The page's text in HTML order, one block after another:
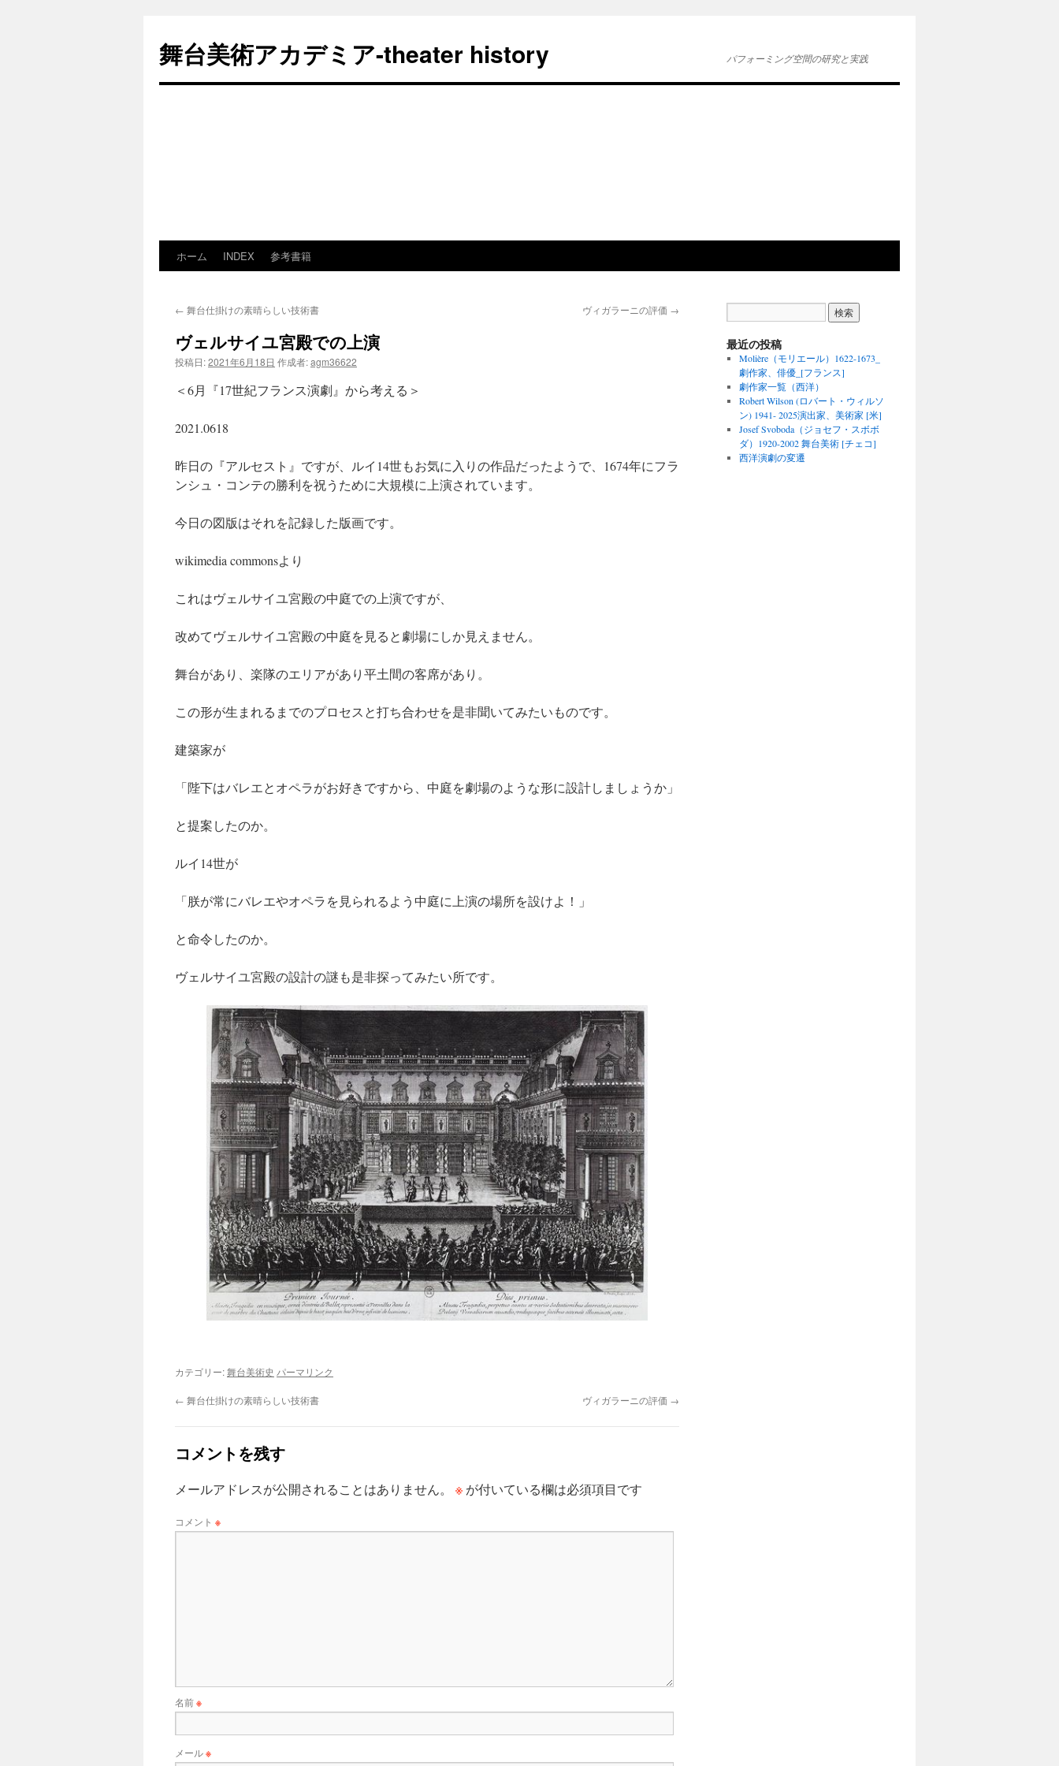
舞台美術アカデミア-theater history パフォーミング空間の研究と実践
ス
プ
ホーム INDEX 参考書籍
← 舞台仕掛けの素晴らしい技術書 ヴィガラーニの評価 →
ヴェルサイユ宮殿での上演
投稿日:2021年6月18日 作成者:agm36622
＜6月『17世紀フランス演劇』から考える＞
2021.0618
昨日の『アルセスト』ですが、ルイ14世もお気に入りの作品だったようで、1674年にフラ
ンシュ・コンテの勝利を祝うために大規模に上演されています。
今日の図版はそれを記録した版画です。
wikimedia commonsより
これはヴェルサイユ宮殿の中庭での上演ですが、
改めてヴェルサイユ宮殿の中庭を見ると劇場にしか見えません。
舞台があり、楽隊のエリアがあり平土間の客席があり。
この形が生まれるまでのプロセスと打ち合わせを是非聞いてみたいものです。
建築家が
「陛下はバレエとオペラがお好きですから、中庭を劇場のような形に設計しましょうか」
と提案したのか。
ルイ14世が
「朕が常にバレエやオペラを見られるよう中庭に上演の場所を設けよ！」
と命令したのか。
ヴェルサイユ宮殿の設計の謎も是非探ってみたい所です。
カテゴリー:舞台美術史 パーマリンク
← 舞台仕掛けの素晴らしい技術書 ヴィガラーニの評価 →
コメントを残す
メールアドレスが公開されることはありません。 ※ が付いている欄は必須項目です
コメント ※
名前※
メール※
最近の投稿
Molière（モリエール）1622-1673_
劇作家、俳優_[フランス]
劇作家一覧（西洋）
Robert Wilson (ロバート・ウィルソ
ン) 1941- 2025演出家、美術家 [米]
Josef Svoboda（ジョセフ・スボボ
ダ）1920-2002 舞台美術 [チェコ]
西洋演劇の変遷